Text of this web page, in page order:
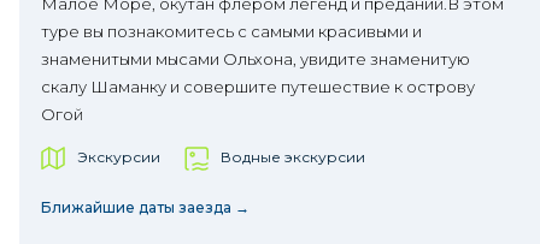
туре вы познакомитесь с самыми красивыми и
знаменитыми мысами Ольхона, увидите знаменитую
скалу Шаманку и совершите путешествие к острову
Огой
Экскурсии Водные экскурсии
Ближайшие даты заезда →